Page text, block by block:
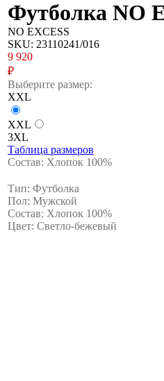
Футболка NO
NO EXCESS
SKU: 23110241/016
9 920
₽
Выберите размер:
XXL
XXL
3XL
Таблица размеров
Состав: Хлопок 100%
Тип: Футболка
Пол: Мужской
Состав: Хлопок 100%
Цвет: Светло-бежевый